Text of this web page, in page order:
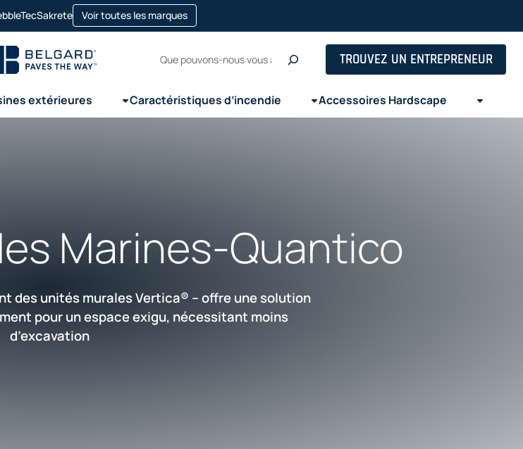
Sakrete
opens
in
new
tab
Voir toutes les marquesopens
in
a
Recherche TROUVEZ UN ENTREPRENEUR
extérieures Caractéristiques d’incendie Accessoires Hardscape
Marines-Quantico
des unités murales Vertica® – offre une solution
pour un espace exigu, nécessitant moins
d’excavation